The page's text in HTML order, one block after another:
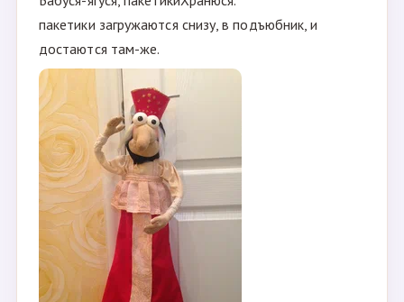
пакетики загружаются снизу, в подъюбник, и
достаются там-же.